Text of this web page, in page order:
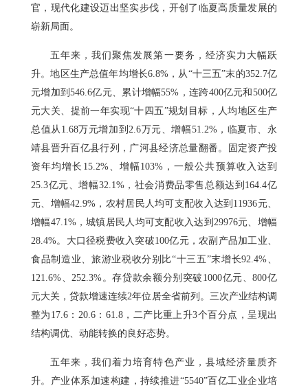
官，现代化建设迈出坚实步伐，开创了临夏高质量发展的
崭新局面。
五年来，我们聚焦发展第一要务，经济实力大幅跃
升。地区生产总值年均增长6.8%，从“十三五”末的352.7亿
元增加到546.6亿元、累计增幅55%，连跨400亿元和500亿
元大关、提前一年实现“十四五”规划目标，人均地区生产
总值从1.68万元增加到2.6万元、增幅51.2%，临夏市、永
靖县晋升百亿县行列，广河县经济总量翻番。固定资产投
资年均增长15.2%、增幅103%，一般公共预算收入达到
25.3亿元、增幅32.1%，社会消费品零售总额达到164.4亿
元、增幅42.9%，农村居民人均可支配收入达到11936元、
增幅47.1%，城镇居民人均可支配收入达到29976元、增幅
28.4%。大口径税费收入突破100亿元，农副产品加工业、
食品制造业、旅游业税收分别比“十三五”末增长92.4%、
121.6%、252.3%。存贷款余额分别突破1000亿元、800亿
元大关，贷款增速连续2年位居全省前列。三次产业结构调
整为17.6：20.6：61.8，二产比重上升3个百分点，呈现出
结构调优、动能转换的良好态势。
五年来，我们着力培育特色产业，县域经济量质齐
升。产业体系加速构建，持续推进“5540”百亿工业企业培